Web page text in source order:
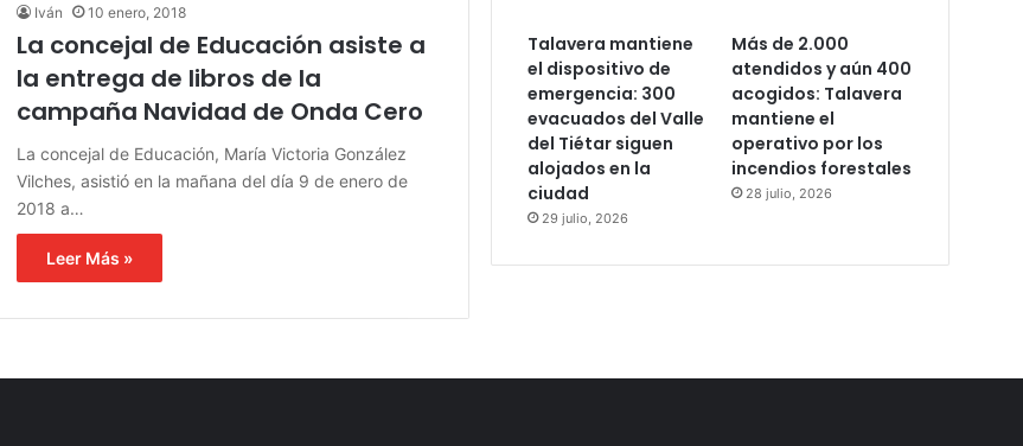
Iván 10 enero, 2018
La concejal de Educación asiste a
la entrega de libros de la
campaña Navidad de Onda Cero
La concejal de Educación, María Victoria González
Vilches, asistió en la mañana del día 9 de enero de
2018 a…
Leer Más »
Talavera mantiene
el dispositivo de
emergencia: 300
evacuados del Valle
del Tiétar siguen
alojados en la
ciudad
29 julio, 2026
Más de 2.000
atendidos y aún 400
acogidos: Talavera
mantiene el
operativo por los
incendios forestales
28 julio, 2026